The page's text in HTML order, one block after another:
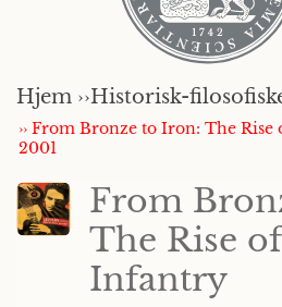
Hjem ››Historisk-
›› From Bronze to Iron: The
2001
From
The Rise
Infantry